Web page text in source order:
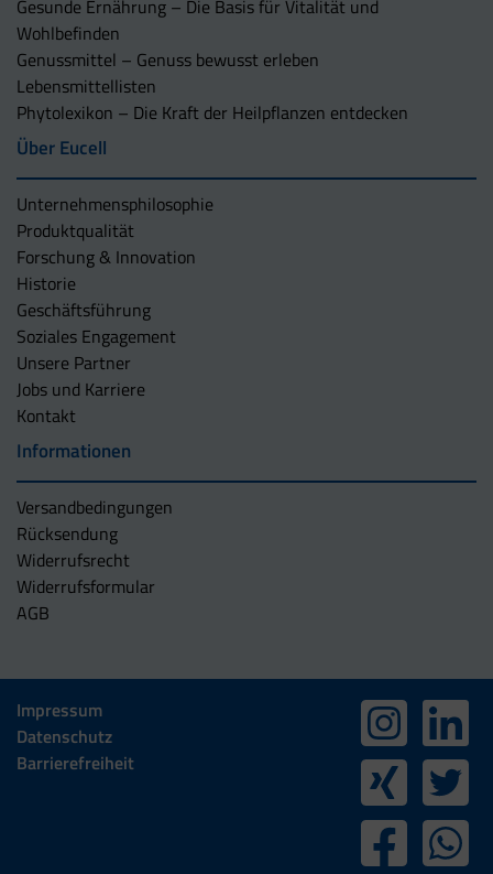
Gesunde Ernährung – Die Basis für Vitalität und
Wohlbefinden
Genussmittel – Genuss bewusst erleben
Lebensmittellisten
Phytolexikon – Die Kraft der Heilpflanzen entdecken
Über Eucell
Unternehmens­philosophie
Produktqualität
Forschung & Innovation
Historie
Geschäftsführung
Soziales Engagement
Unsere Partner
Jobs und Karriere
Kontakt
Informationen
Versandbedingungen
Rücksendung
Widerrufsrecht
Widerrufsformular
AGB
Impressum
Datenschutz
Barrierefreiheit